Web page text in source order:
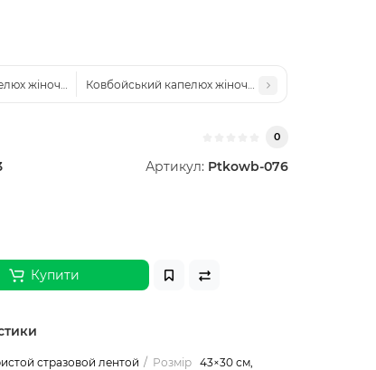
жіночий червоний зі стразами — для ковбойської вечірки,
Ковбойський капелюх жіночий коричневий зі
0
Артикул: Ptkowb-076
Купити
стразовой лентой Розмір
43×30 см,